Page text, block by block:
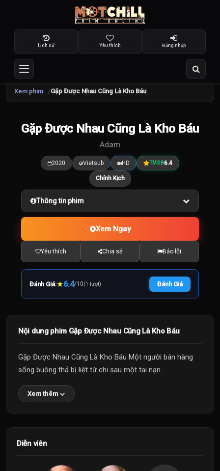
Lịch sử Yêu thích Đăng nhập
Xem phim Gặp Được Nhau Cũng Là Kho Báu
6.4/10
Gặp Được Nhau Cũng Là Kho Báu
Adam
2020 Vietsub HD TMDB6.4
Chính Kịch
Thông tin phim
Xem Ngay
Yêu thích Chia sẻ Báo lỗi
Đánh Giá:★6.4/10(1 lượt) Đánh Giá
Nội dung phim Gặp Được Nhau Cũng Là Kho Báu
Gặp Được Nhau Cũng Là Kho Báu Một người bán hàng
sống buông thả bị liệt tứ chi sau một tai nạn.
Xem thêm
Diễn viên